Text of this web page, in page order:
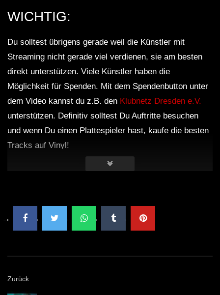
WICHTIG:
Du solltest übrigens gerade weil die Künstler mit
Streaming nicht gerade viel verdienen, sie am besten
direkt unterstützen. Viele Künstler haben die
Möglichkeit für Spenden. Mit dem Spendenbutton unter
dem Video kannst du z.B. den Klubnetz Dresden e.V.
unterstützen. Definitiv solltest Du Auftritte besuchen
und wenn Du einen Plattespieler hast, kaufe die besten
Tracks auf Vinyl!
Zurück